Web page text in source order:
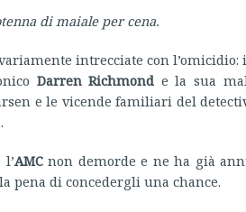
di maiale per cena.
intrecciate con
Darren Richmond e la sua
e le vicende familiari del
AMCnon demorde e ne ha già
pena di concedergli una chance.